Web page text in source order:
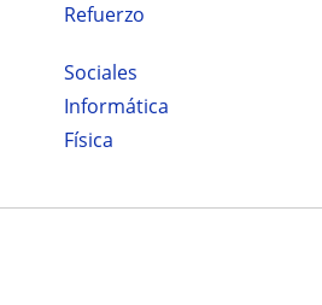
Refuerzo
Sociales
Informática
Física